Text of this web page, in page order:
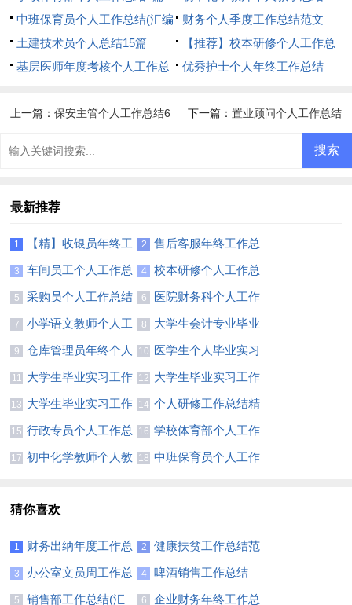
中班保育员个人工作总结(汇编
15篇)
财务个人季度工作总结范文
土建技术员个人总结15篇
【推荐】校本研修个人工作总
结
基层医师年度考核个人工作总
优秀护士个人年终工作总结
上一篇：保安主管个人工作总结6
下一篇： 置业顾问个人工作总结
最新推荐
1
【精】收银员年终工
作总结
2
售后客服年终工作总
结(15篇)
3
车间员工个人工作总
结合集15篇
4
校本研修个人工作总
结【热门】
5
采购员个人工作总结
集锦15篇
6
医院财务科个人工作
总结
7
小学语文教师个人工
作总结【热门】
8
大学生会计专业毕业
实习总结
9
仓库管理员年终个人
工作总结(9篇)
10 医学生个人毕业实习
总结
11
大学生毕业实习工作
总结(集锦15篇)
12 大学生毕业实习工作
总结精选15篇
13 大学生毕业实习工作
总结13篇
14 个人研修工作总结精
选15篇
15 行政专员个人工作总
结(精选15篇)
16 学校体育部个人工作
总结6篇
17 初中化学教师个人教
18 中班保育员个人工作
猜你喜欢
1
财务出纳年度工作总
结11篇
2
健康扶贫工作总结范
文
3
办公室文员周工作总
结
4 啤酒销售工作总结
5 销售部工作总结(汇 6 企业财务年终工作总